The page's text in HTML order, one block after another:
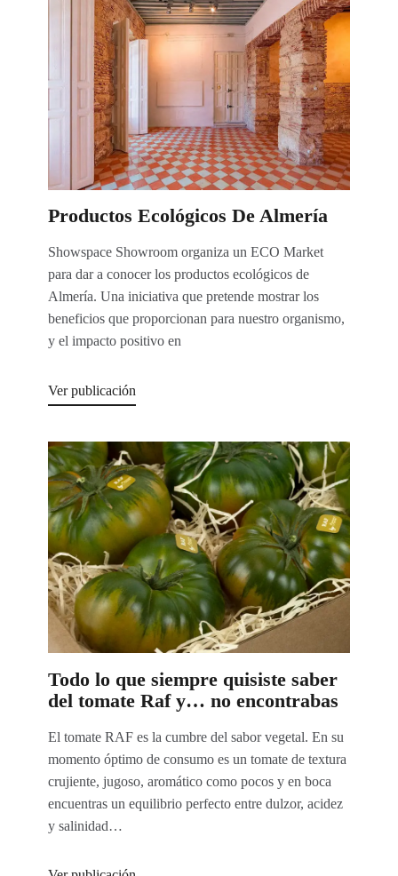
Productos Ecológicos De Almería
Showspace Showroom organiza un ECO Market
para dar a conocer los productos ecológicos de
Almería. Una iniciativa que pretende mostrar los
beneficios que proporcionan para nuestro organismo,
y el impacto positivo en
Ver publicación
Todo lo que siempre quisiste saber
del tomate Raf y… no encontrabas
El tomate RAF es la cumbre del sabor vegetal. En su
momento óptimo de consumo es un tomate de textura
crujiente, jugoso, aromático como pocos y en boca
encuentras un equilibrio perfecto entre dulzor, acidez
y salinidad…